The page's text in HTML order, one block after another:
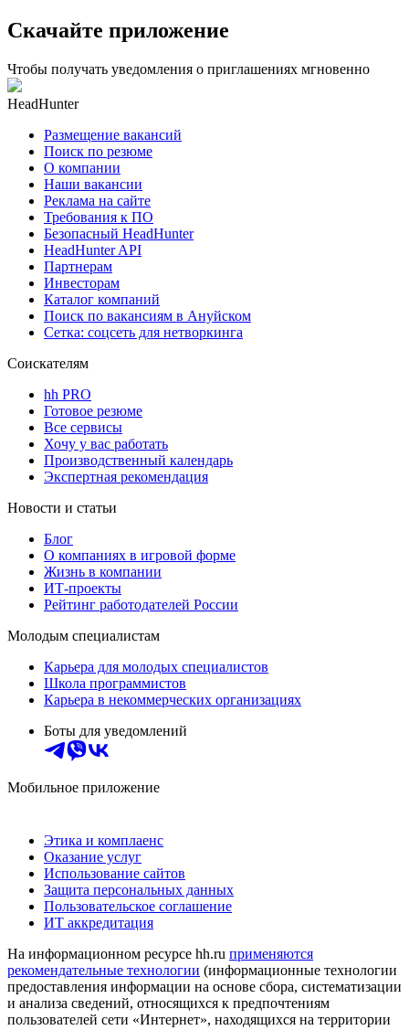
Скачайте приложение
Чтобы получать уведомления о приглашениях мгновенно
HeadHunter
Размещение вакансий
Поиск по резюме
О компании
Наши вакансии
Реклама на сайте
Требования к ПО
Безопасный HeadHunter
HeadHunter API
Партнерам
Инвесторам
Каталог компаний
Поиск по вакансиям в Ануйском
Сетка: соцсеть для нетворкинга
Соискателям
hh PRO
Готовое резюме
Все сервисы
Хочу у вас работать
Производственный календарь
Экспертная рекомендация
Новости и статьи
Блог
О компаниях в игровой форме
Жизнь в компании
ИТ-проекты
Рейтинг работодателей России
Молодым специалистам
Карьера для молодых специалистов
Школа программистов
Карьера в некоммерческих организациях
Боты для уведомлений
Мобильное приложение
Этика и комплаенс
Оказание услуг
Использование сайтов
Защита персональных данных
Пользовательское соглашение
ИТ аккредитация
На информационном ресурсе hh.ru применяются
рекомендательные технологии (информационные технологии
предоставления информации на основе сбора, систематизации
и анализа сведений, относящихся к предпочтениям
пользователей сети «Интернет», находящихся на территории